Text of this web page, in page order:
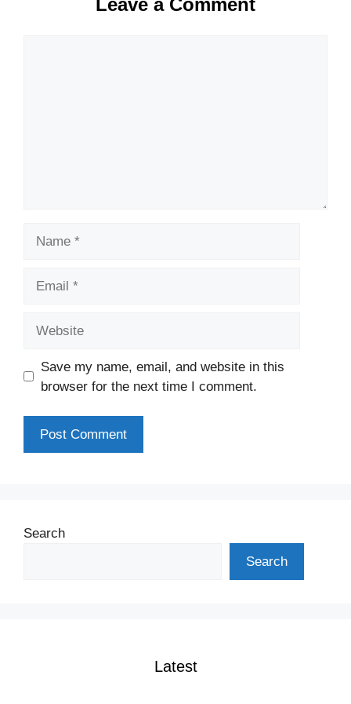
Save my name, email, and website in this
browser for the next time I comment.
Search
Search
Latest